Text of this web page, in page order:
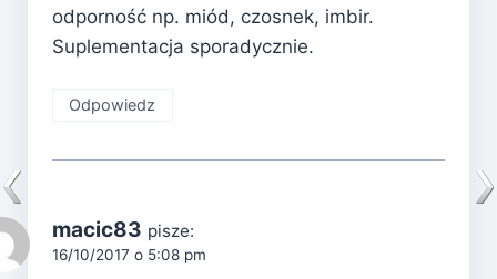
odporność np. miód, czosnek, imbir.
Suplementacja sporadycznie.
Odpowiedz
macic83 pisze:
16/10/2017 o 5:08 pm